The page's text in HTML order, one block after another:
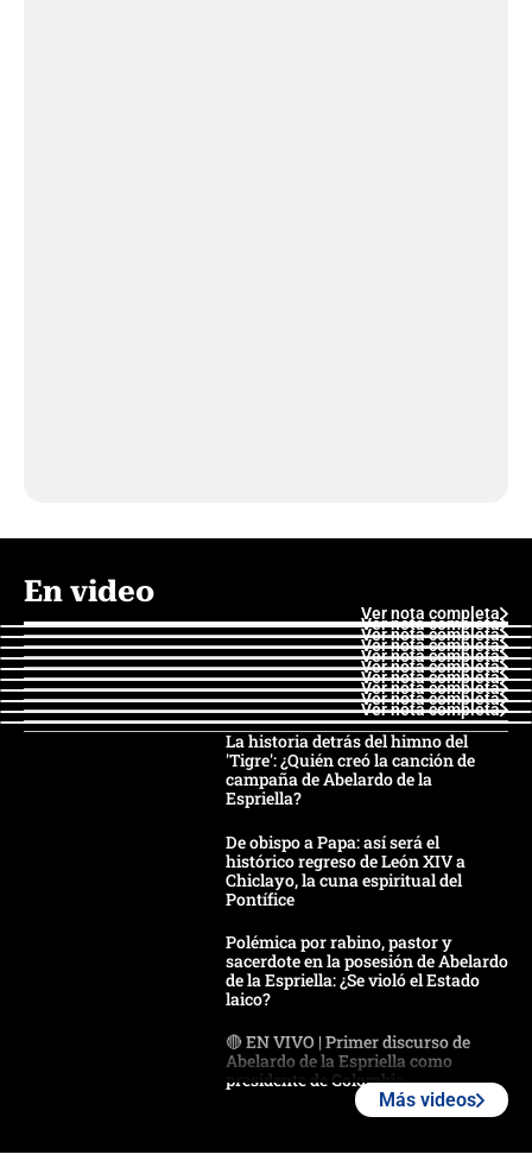
En video
Ver nota completa
Ver nota completa
Ver nota completa
Ver nota completa
Ver nota completa
Ver nota completa
Ver nota completa
Ver nota completa
Ver nota completa
Ver nota completa
La historia detrás del himno del
'Tigre': ¿Quién creó la canción de
campaña de Abelardo de la
Espriella?
De obispo a Papa: así será el
histórico regreso de León XIV a
Chiclayo, la cuna espiritual del
Pontífice
Polémica por rabino, pastor y
sacerdote en la posesión de Abelardo
de la Espriella: ¿Se violó el Estado
laico?
🔴 EN VIVO | Primer discurso de
Abelardo de la Espriella como
presidente de Colombia
Más videos